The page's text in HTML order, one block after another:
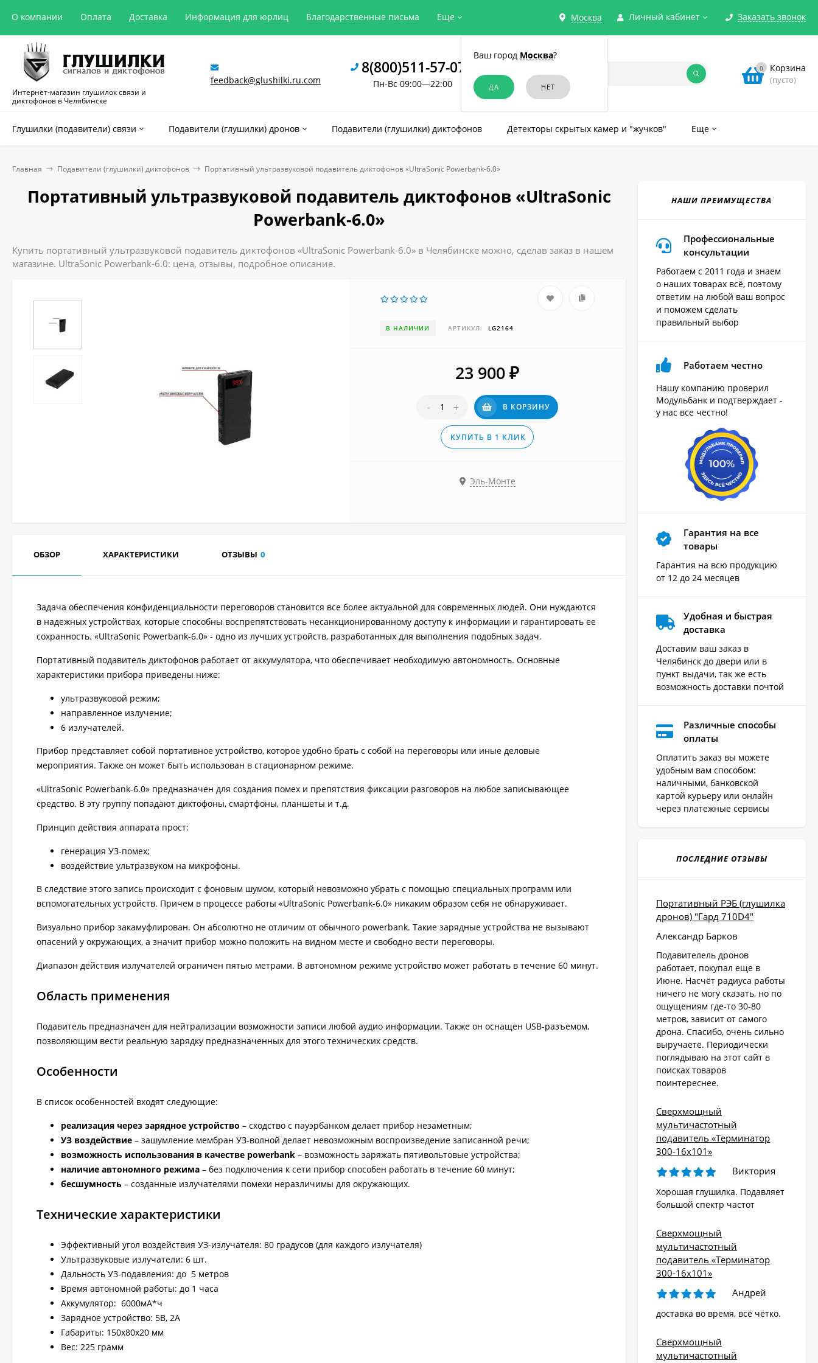
Москва
Ваш город Москва?
Личный кабинет Заказать звонок
О компании Оплата Доставка Информация для юрлиц Благодарственные письма Еще
Интернет-магазин глушилок связи и
диктофонов в Челябинске
feedback@glushilki.ru.com
8(800)511-57-07
Пн-Вс 09:00—22:00
0 Корзина
(пусто)
Глушилки (подавители) связи Подавители (глушилки) дронов Подавители (глушилки) диктофонов Детекторы скрытых камер и "жучков" Еще
Главная Подавители (глушилки) диктофонов Портативный ультразвуковой подавитель диктофонов «UltraSonic Powerbank-6.0»
Портативный ультразвуковой подавитель диктофонов «UltraSonic
Powerbank-6.0»
Купить портативный ультразвуковой подавитель диктофонов «UltraSonic Powerbank-6.0» в Челябинске можно, сделав заказ в нашем
магазине. UltraSonic Powerbank-6.0: цена, отзывы, подробное описание.
В НАЛИЧИИ АРТИКУЛ: LG2164
23 900₽
- + В КОРЗИНУ
КУПИТЬ В 1 КЛИК
Эль-Монте
ОБЗОР ХАРАКТЕРИСТИКИ ОТЗЫВЫ 0
Задача обеспечения конфиденциальности переговоров становится все более актуальной для современных людей. Они нуждаются
в надежных устройствах, которые способны воспрепятствовать несанкционированному доступу к информации и гарантировать ее
сохранность. «UltraSonic Powerbank-6.0» - одно из лучших устройств, разработанных для выполнения подобных задач.
Портативный подавитель диктофонов работает от аккумулятора, что обеспечивает необходимую автономность. Основные
характеристики прибора приведены ниже:
ультразвуковой режим;
направленное излучение;
6 излучателей.
Прибор представляет собой портативное устройство, которое удобно брать с собой на переговоры или иные деловые
мероприятия. Также он может быть использован в стационарном режиме.
«UltraSonic Powerbank-6.0» предназначен для создания помех и препятствия фиксации разговоров на любое записывающее
средство. В эту группу попадают диктофоны, смартфоны, планшеты и т.д.
Принцип действия аппарата прост:
генерация УЗ-помех;
воздействие ультразвуком на микрофоны.
В следствие этого запись происходит с фоновым шумом, который невозможно убрать с помощью специальных программ или
вспомогательных устройств. Причем в процессе работы «UltraSonic Powerbank-6.0» никаким образом себя не обнаруживает.
Визуально прибор закамуфлирован. Он абсолютно не отличим от обычного powerbank. Такие зарядные устройства не вызывают
опасений у окружающих, а значит прибор можно положить на видном месте и свободно вести переговоры.
Диапазон действия излучателей ограничен пятью метрами. В автономном режиме устройство может работать в течение 60 минут.
Область применения
Подавитель предназначен для нейтрализации возможности записи любой аудио информации. Также он оснащен USB-разъемом,
позволяющим вести реальную зарядку предназначенных для этого технических средств.
Особенности
В список особенностей входят следующие:
реализация через зарядное устройство – сходство с пауэрбанком делает прибор незаметным;
УЗ воздействие – зашумление мембран УЗ-волной делает невозможным воспроизведение записанной речи;
возможность использования в качестве powerbank – возможность заряжать пятивольтовые устройства;
наличие автономного режима – без подключения к сети прибор способен работать в течение 60 минут;
бесшумность – созданные излучателями помехи неразличимы для окружающих.
Технические характеристики
Эффективный угол воздействия УЗ-излучателя: 80 градусов (для каждого излучателя)
Ультразвуковые излучатели: 6 шт.
Дальность УЗ-подавления: до 5 метров
Время автономной работы: до 1 часа
Аккумулятор: 6000мА*ч
Зарядное устройство: 5В, 2А
Габариты: 150х80х20 мм
Вес: 225 грамм
НАШИ ПРЕИМУЩЕСТВА
Профессиональные
консультации
Работаем с 2011 года и знаем
о наших товарах всё, поэтому
ответим на любой ваш вопрос
и поможем сделать
правильный выбор
Работаем честно
Нашу компанию проверил
Модульбанк и подтверждает -
у нас все честно!
Гарантия на все
товары
Гарантия на всю продукцию
от 12 до 24 месяцев
Удобная и быстрая
доставка
Доставим ваш заказ в
Челябинск до двери или в
пункт выдачи, так же есть
возможность доставки почтой
Различные способы
оплаты
Оплатить заказ вы можете
удобным вам способом:
наличными, банковской
картой курьеру или онлайн
через платежные сервисы
ПОСЛЕДНИЕ ОТЗЫВЫ
Портативный РЭБ (глушилка
дронов) "Гард 710D4"
Александр Барков
Подавителель дронов
работает, покупал еще в
Июне. Насчёт радиуса работы
ничего не могу сказать, но по
ощущениям где-то 30-80
метров, зависит от самого
дрона. Спасибо, очень сильно
выручаете. Периодически
поглядываю на этот сайт в
поисках товаров
поинтереснее.
Сверхмощный
мультичастотный
подавитель «Терминатор
300-16х101»
Виктория
Хорошая глушилка. Подавляет
большой спектр частот
Сверхмощный
мультичастотный
подавитель «Терминатор
300-16х101»
Андрей
доставка во время, всё чётко.
Сверхмощный
мультичастотный